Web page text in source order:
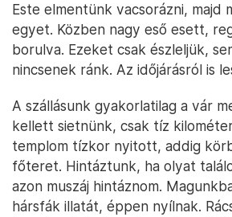
Este elmentünk vacsorázni, majd
egyet. Közben nagy eső esett,
borulva. Ezeket csak észleljük,
nincsenek ránk. Az időjárásról is
A szállásunk gyakorlatilag a vár
kellett sietnünk, csak tíz
templom tízkor nyitott, addig
főteret. Hintáztunk, ha olyat
azon muszáj hintáznom.
hársfák illatát, éppen nyílnak.